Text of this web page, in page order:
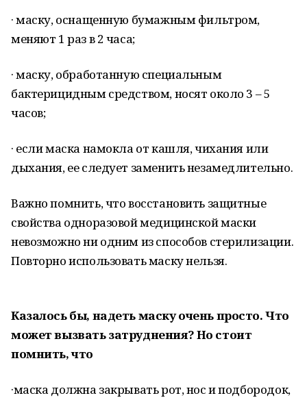
· маску, оснащенную бумажным фильтром,
меняют 1 раз в 2 часа;
· маску, обработанную специальным
бактерицидным средством, носят около 3 – 5
часов;
· если маска намокла от кашля, чихания или
дыхания, ее следует заменить незамедлительно.
Важно помнить, что восстановить защитные
свойства одноразовой медицинской маски
невозможно ни одним из способов стерилизации.
Повторно использовать маску нельзя.
Казалось бы, надеть маску очень просто. Что
может вызвать затруднения? Но стоит
помнить, что
·маска должна закрывать рот, нос и подбородок,